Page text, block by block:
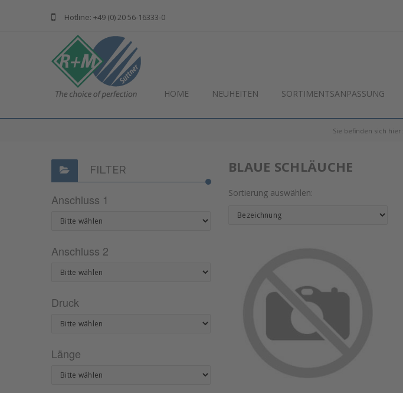
Hotline: +49 (0) 20 56-16333-0
HOME NEUHEITEN SORTIMENTSANPASSUNG
Sie befinden sich hier:
FILTER
Anschluss 1
Anschluss 2
Druck
Länge
BLAUE SCHLÄUCHE
Sortierung auswählen: